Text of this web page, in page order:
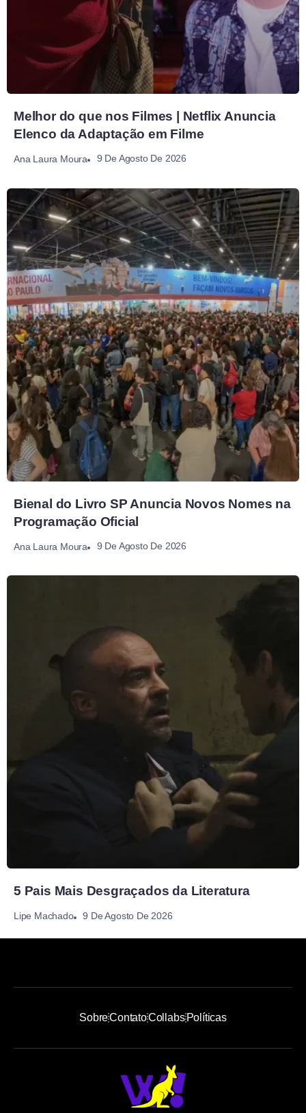
Melhor do que nos Filmes | Netflix Anuncia
Elenco da Adaptação em Filme
Ana Laura Moura 9 De Agosto De 2026
Bienal do Livro SP Anuncia Novos Nomes na
Programação Oficial
Ana Laura Moura 9 De Agosto De 2026
5 Pais Mais Desgraçados da Literatura
Lipe Machado 9 De Agosto De 2026
SobreContatoCollabsPolíticas